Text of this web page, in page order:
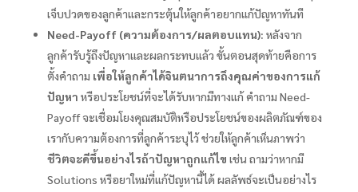
เจ็บปวดของลูกค้าและกระตุ้นให้ลูกค้าอยากแก้ปัญหาทันที
Need-Payoff (ความต้องการ/ผลตอบแทน): หลังจาก
ลูกค้ารับรู้ถึงปัญหาและผลกระทบแล้ว ขั้นตอนสุดท้ายคือการ
ตั้งคำถาม เพื่อให้ลูกค้าได้จินตนาการถึงคุณค่าของการแก้
ปัญหา หรือประโยชน์ที่จะได้รับหากมีทางแก้ คำถาม Need-
Payoff จะเชื่อมโยงคุณสมบัติหรือประโยชน์ของผลิตภัณฑ์ของ
เรากับความต้องการที่ลูกค้าระบุไว้ ช่วยให้ลูกค้าเห็นภาพว่า
ชีวิตจะดีขึ้นอย่างไรถ้าปัญหาถูกแก้ไข เช่น ถามว่าหากมี
Solutions หรือยาใหม่ที่แก้ปัญหานี้ได้ ผลลัพธ์จะเป็นอย่างไร